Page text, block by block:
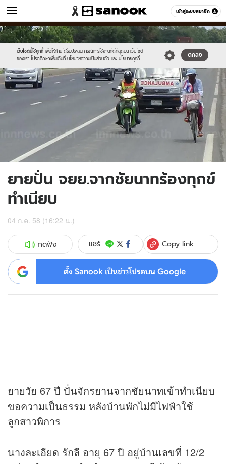
เข้าสู่ระบบสมาชิก
ข่าว หมวดอื่นๆ
เว็บไซต์นี้ใช้คุกกี้ เพื่อให้ท่านได้รับประสบการณ์การใช้งานที่ดีที่สุดบน เว็บไซต์
ของเรา โปรดศึกษาเพิ่มเติมที่ นโยบายความเป็นส่วนตัว และ นโยบายคุกกี้
ตกลง
Sanook
//s.isanook.com/sr/0/images/logo-
new-
sanook.png
600
60
//s.isanook.com/ns/0/ud/364/1823862/629510-
01.jpg
ยายปั่น จยย.จากชัยนาทร้องทุกข์
ทำเนียบ
04 ก.ค. 58 (16:22 น.)
กดฟัง แชร์ Copy link
ตั้ง Sanook เป็นข่าวโปรดบน Google
ยายวัย 67 ปี ปั่นจักรยานจากชัยนาทเข้าทำเนียบ
ขอความเป็นธรรม หลังบ้านพักไม่มีไฟฟ้าใช้
ลูกสาวพิการ
นางละเอียด รักลี อายุ 67 ปี อยู่บ้านเลขที่ 12/2